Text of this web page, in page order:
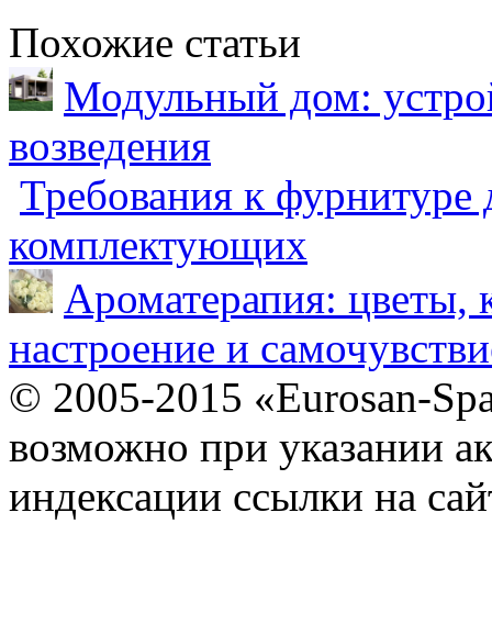
Похожие статьи
Модульный дом:
возведения
Требования к фурнитуре
комплектующих
Ароматерапия: цветы,
настроение и
© 2005-2015 «Eurosan-
возможно при указании
индексации ссылки на